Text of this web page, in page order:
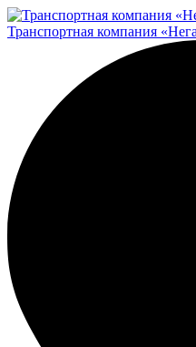
Транспортная компания